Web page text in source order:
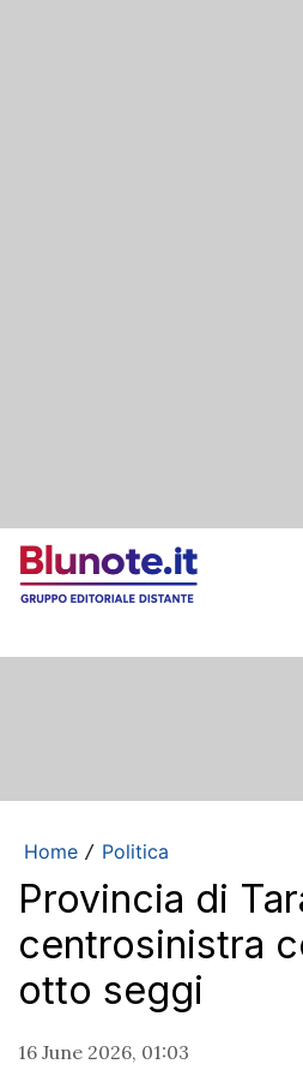
Home / Politica
Provincia di
centrosinistra
otto seggi
16 June 2026, 01:03